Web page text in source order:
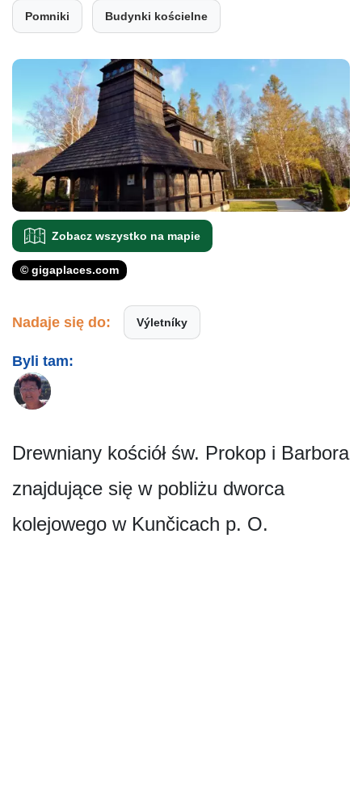
Pomniki Budynki kościelne
Zobacz wszystko na mapie
© gigaplaces.com
Nadaje się do: Výletníky
Byli tam:
Drewniany kościół św. Prokop i Barbora
znajdujące się w pobliżu dworca
kolejowego w Kunčicach p. O.